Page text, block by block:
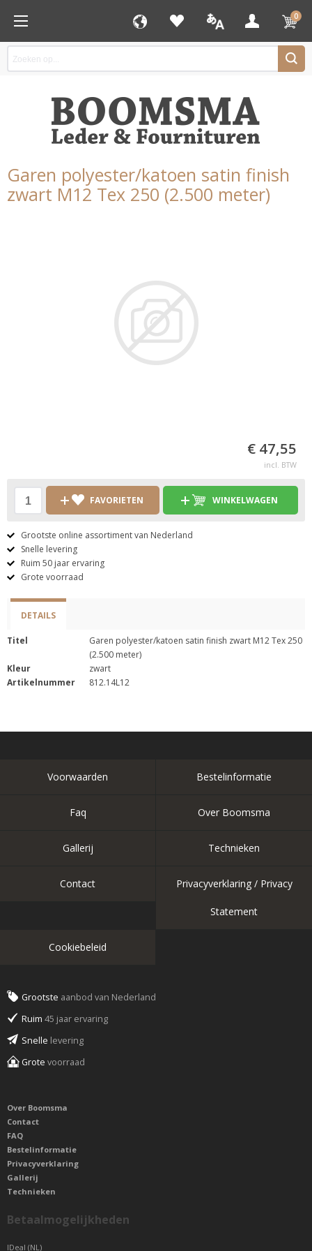
0
Garen polyester/katoen satin finish
zwart M12 Tex 250 (2.500 meter)
€ 47,55
incl. BTW
FAVORIETEN WINKELWAGEN
Grootste online assortiment van Nederland
Snelle levering
Ruim 50 jaar ervaring
Grote voorraad
DETAILS
Titel
Garen polyester/katoen satin finish zwart M12 Tex 250
(2.500 meter)
Kleur
zwart
Artikelnummer
812.14L12
Voorwaarden Bestelinformatie
Faq Over Boomsma
Gallerij Technieken
Contact Privacyverklaring / Privacy
Statement
Cookiebeleid
Grootste aanbod van Nederland
Ruim 45 jaar ervaring
Snelle levering
Grote voorraad
Over Boomsma
Contact
FAQ
Bestelinformatie
Privacyverklaring
Gallerij
Technieken
Betaalmogelijkheden
IDeal (NL)